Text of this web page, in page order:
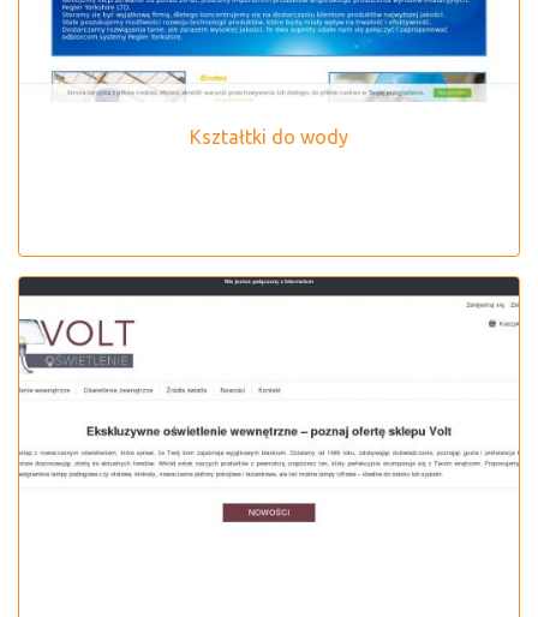
Kształtki do wody